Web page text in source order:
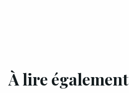
À lire également